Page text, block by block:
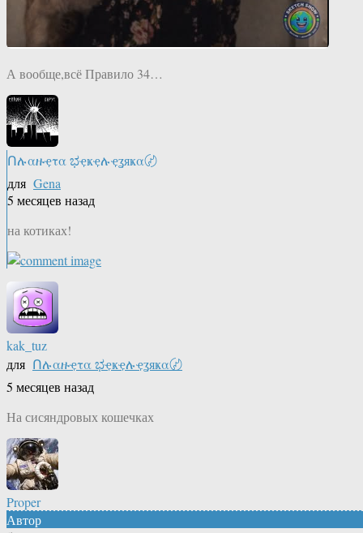
А вообще,всё Правило 34…
Ոሉαዙҿτα ಭҿҝҿሉҿʓяҝα〄
для Gena
5 месяцев назад
на котиках!
kak_tuz
для Ոሉαዙҿτα ಭҿҝҿሉҿʓяҝα〄
5 месяцев назад
На сисяндровых кошечках
Proper
Автор